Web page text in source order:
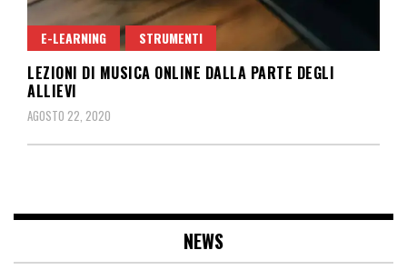
E-LEARNING STRUMENTI
LEZIONI DI MUSICA ONLINE DALLA PARTE DEGLI
ALLIEVI
AGOSTO 22, 2020
NEWS